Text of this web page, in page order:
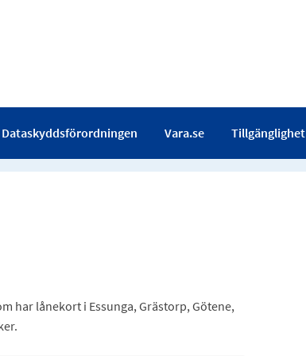
Dataskyddsförordningen Vara.se Tillgänglighet
har lånekort i Essunga, Grästorp, Götene,